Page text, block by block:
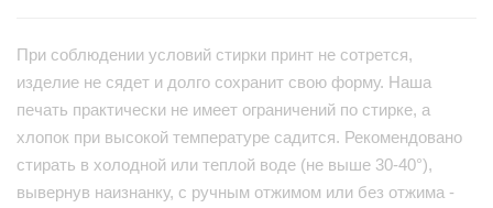
При соблюдении условий стирки принт не сотрется,
изделие не сядет и долго сохранит свою форму. Наша
печать практически не имеет ограничений по стирке, а
хлопок при высокой температуре садится. Рекомендовано
стирать в холодной или теплой воде (не выше 30-40°),
вывернув наизнанку, с ручным отжимом или без отжима -